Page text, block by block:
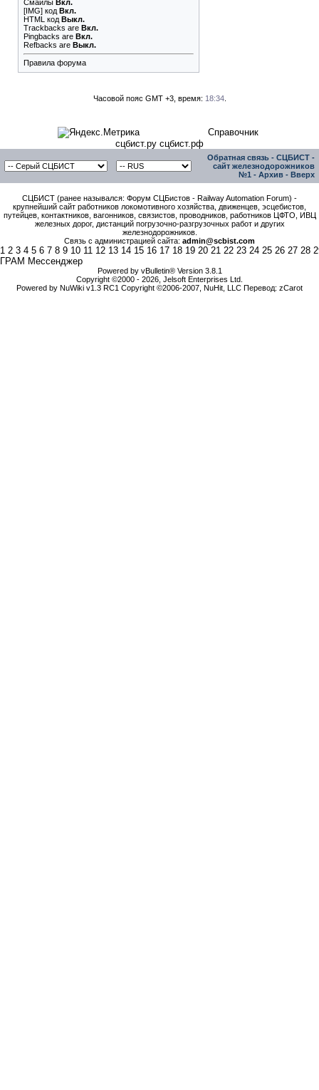
Смайлы Вкл.
[IMG] код Вкл.
HTML код Выкл.
Trackbacks are Вкл.
Pingbacks are Вкл.
Refbacks are Выкл.
Правила форума
Часовой пояс GMT +3, время: 18:34.
Справочник
сцбист.ру сцбист.рф
Обратная связь - СЦБИСТ -
сайт железнодорожников
№1 - Архив - Вверх
СЦБИСТ (ранее назывался: Форум СЦБистов - Railway Automation Forum) -
крупнейший сайт работников локомотивного хозяйства, движенцев, эсцебистов,
путейцев, контактников, вагонников, связистов, проводников, работников ЦФТО, ИВЦ
железных дорог, дистанций погрузочно-разгрузочных работ и других
железнодорожников.
Связь с администрацией сайта: admin@scbist.com
1 2 3 4 5 6 7 8 9 10 11 12 13 14 15 16 17 18 19 20 21 22 23 24 25 26 27 28
ГРАМ Мессенджер
Powered by vBulletin® Version 3.8.1
Copyright ©2000 - 2026, Jelsoft Enterprises Ltd.
Powered by NuWiki v1.3 RC1 Copyright ©2006-2007, NuHit, LLC Перевод: zCarot